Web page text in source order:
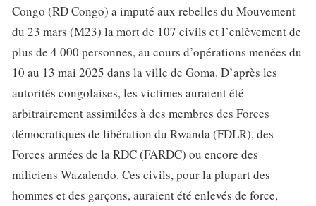
Congo (RD Congo) a imputé aux rebelles du Mouvement
du 23 mars (M23) la mort de 107 civils et l’enlèvement de
plus de 4 000 personnes, au cours d’opérations menées du
10 au 13 mai 2025 dans la ville de Goma. D’après les
autorités congolaises, les victimes auraient été
arbitrairement assimilées à des membres des Forces
démocratiques de libération du Rwanda (FDLR), des
Forces armées de la RDC (FARDC) ou encore des
miliciens Wazalendo. Ces civils, pour la plupart des
hommes et des garçons, auraient été enlevés de force,